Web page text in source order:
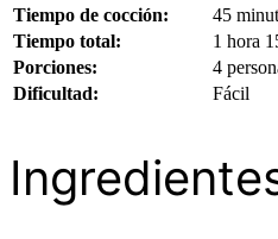
Tiempo de cocción:
45
Tiempo total:
1 hora
Porciones:
4
Dificultad:
Fácil